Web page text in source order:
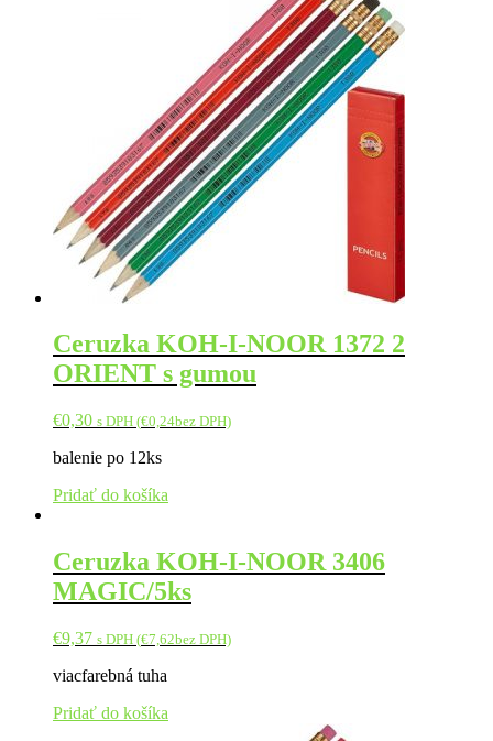
Ceruzka KOH-I-NOOR 1372 2
ORIENT s gumou
€0,30 s DPH (€0,24bez DPH)
balenie po 12ks
Pridať do košíka
Ceruzka KOH-I-NOOR 3406
MAGIC/5ks
€9,37 s DPH (€7,62bez DPH)
viacfarebná tuha
Pridať do košíka